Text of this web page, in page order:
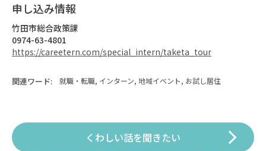
申し込み情報
竹田市総合政策課
0974-63-4801
https://careetern.com/special_intern/taketa_tour
関連ワード: 就職・転職, インターン, 地域イベント, お試し居住
くわしい話を聞きたい